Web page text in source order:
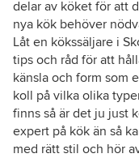
delar av köket för att
nya kök behöver
Låt en kökssäljare i
tips och råd för att
känsla och form som
koll på vilka olika
finns så är det ju just
expert på kök än så
med rätt stil och hör